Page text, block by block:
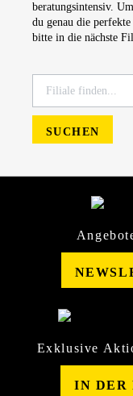
beratungsintensiv.
du genau die
bitte in die nächste
SUCHEN
Exklusive
IN DER